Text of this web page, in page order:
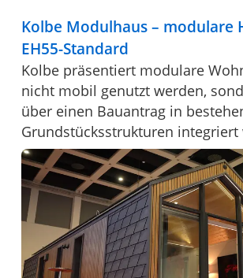
Kolbe Modulhaus – modulare
EH55-Standard
Kolbe präsentiert modulare
nicht mobil genutzt werden,
über einen Bauantrag in
Grundstücksstrukturen integriert